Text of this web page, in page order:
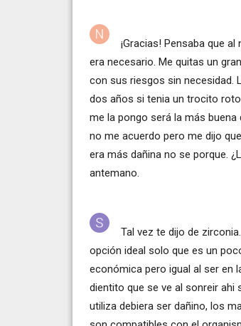
¡Gracias! Pensaba que
era necesario. Me quitas un
con sus riesgos sin necesidad.
dos años si tenia un trocito
me la pongo será la más
no me acuerdo pero me dijo
era más dañina no se porque.
antemano.
Tal vez te dijo de
opción ideal solo que es un
económica pero igual al ser en
dientito que se ve al sonreir
utiliza debiera ser dañino, los